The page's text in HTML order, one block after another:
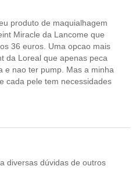
produto de maquialhagem
Miracle da Lancome que
36 euros. Uma opcao mais
da Loreal que apenas peca
e nao ter pump. Mas a minha
cada pele tem necessidades
diversas dúvidas de outros